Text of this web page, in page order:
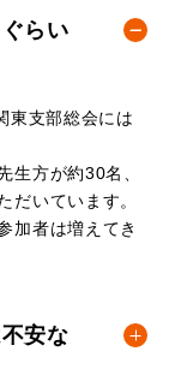
らい
東支部総会には
生方が約30名、
だいています。
加者は増えてき
安な